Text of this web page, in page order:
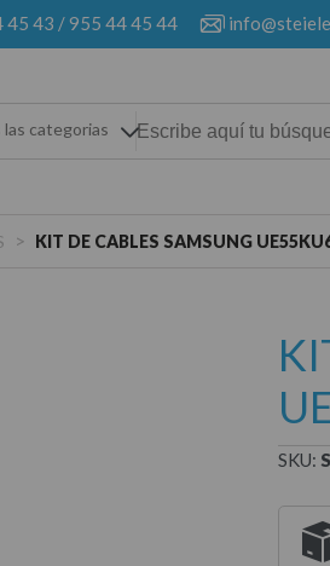
45 43 /955 44 45 44
las categorias
> KIT DE CABLES SAMSUNG
SKU: